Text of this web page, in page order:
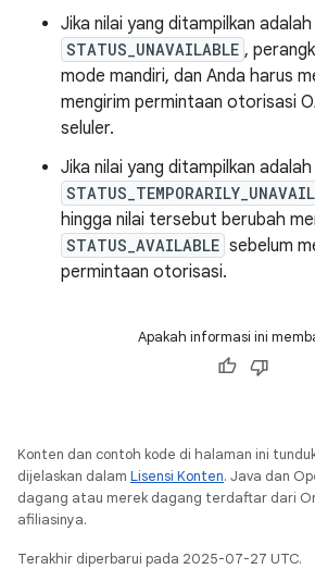
Jika nilai yang ditampilkan adalah
STATUS_UNAVAILABLE ,
mode mandiri, dan Anda harus
mengirim permintaan otorisasi
seluler.
Jika nilai yang ditampilkan adalah
hingga nilai tersebut berubah
STATUS_AVAILABLE sebelum
permintaan otorisasi.
Apakah informasi ini
Konten dan contoh kode di halaman ini
dijelaskan dalam Lisensi Konten. Java dan
dagang atau merek dagang terdaftar dari
afiliasinya.
Terakhir diperbarui pada 2025-07-27 UTC.